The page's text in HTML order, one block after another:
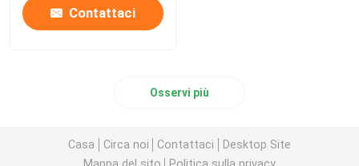
Contattaci
Osservi più
Casa Circa noi Contattaci
Desktop Site